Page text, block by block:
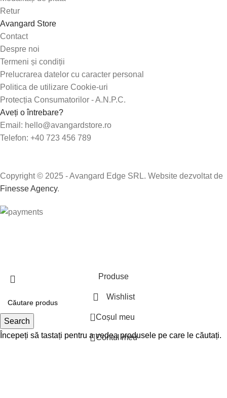
Retur
Avangard Store
Contact
Despre noi
Termeni și condiții
Prelucrarea datelor cu caracter personal
Politica de utilizare Cookie-uri
Protecția Consumatorilor - A.N.P.C.
Aveți o întrebare?
Email: hello@avangardstore.ro
Telefon: +40 723 456 789
Copyright © 2025 - Avangard Edge SRL. Website dezvoltat de
Finesse Agency.
Search
Începeți să tastați pentru a vedea produsele pe care le căutați.
Produse
Wishlist
0 Coșul meu
Contul meu